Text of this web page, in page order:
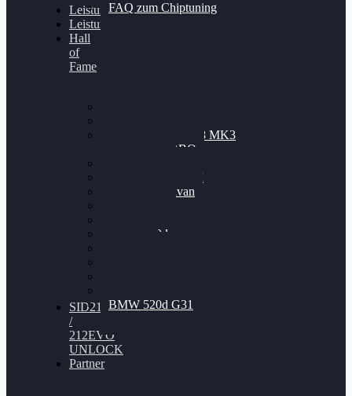
FAQ zum Chiptuning
Leistungsmessung
Leistungsprüfstand
Hall
of
Fame
Nissan GT-R35 3.8 MK3
V6 TWINTURBO
VW Passat 2.0TDI
VW T6 Multivan
BMW 120d
BMW 520d G31
SID212
/
212EVO
UNLOCK
Partner